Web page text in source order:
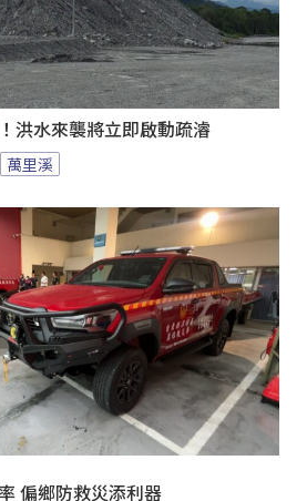
洪水來襲將立即啟動疏濬
萬里溪
偏鄉防救災添利器